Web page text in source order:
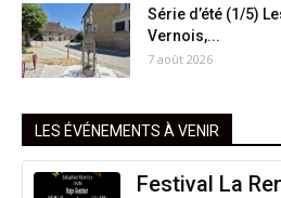
Série d’été (1/5)
Vernois,...
7 août 2026
LES ÉVÉNEMENTS À VENIR
Festival La